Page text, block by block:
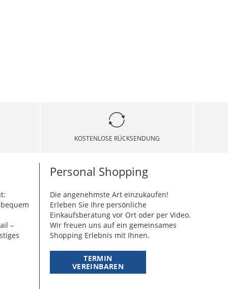
KOSTENLOSE RÜCKSENDUNG
–
Personal Shopping
Die angenehmste Art einzukaufen!
Erleben Sie Ihre persönliche
Einkaufsberatung vor Ort oder per Video.
Wir freuen uns auf ein gemeinsames
Shopping Erlebnis mit Ihnen.
TERMIN
VEREINBAREN